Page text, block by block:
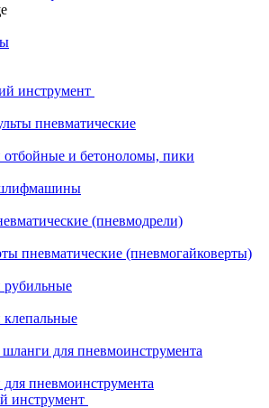
инструмент
пневматические
и бетоноломы, пики
(пневмодрели)
пневматические (пневмогайковерты)
шланги для пневмоинструмента
для пневмоинструмента
инструмент